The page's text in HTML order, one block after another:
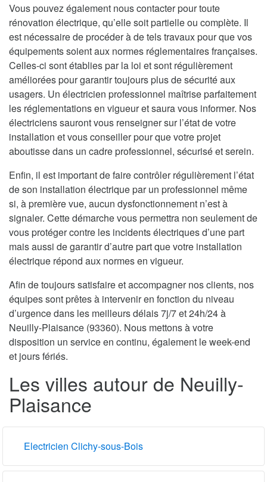
Vous pouvez également nous contacter pour toute
rénovation électrique, qu’elle soit partielle ou complète. Il
est nécessaire de procéder à de tels travaux pour que vos
équipements soient aux normes réglementaires françaises.
Celles-ci sont établies par la loi et sont régulièrement
améliorées pour garantir toujours plus de sécurité aux
usagers. Un électricien professionnel maîtrise parfaitement
les réglementations en vigueur et saura vous informer. Nos
électriciens sauront vous renseigner sur l’état de votre
installation et vous conseiller pour que votre projet
aboutisse dans un cadre professionnel, sécurisé et serein.
Enfin, il est important de faire contrôler régulièrement l’état
de son installation électrique par un professionnel même
si, à première vue, aucun dysfonctionnement n’est à
signaler. Cette démarche vous permettra non seulement de
vous protéger contre les incidents électriques d’une part
mais aussi de garantir d’autre part que votre installation
électrique répond aux normes en vigueur.
Afin de toujours satisfaire et accompagner nos clients, nos
équipes sont prêtes à intervenir en fonction du niveau
d’urgence dans les meilleurs délais 7j/7 et 24h/24 à
Neuilly-Plaisance (93360). Nous mettons à votre
disposition un service en continu, également le week-end
et jours fériés.
Les villes autour de Neuilly-
Plaisance
Electricien Clichy-sous-Bois